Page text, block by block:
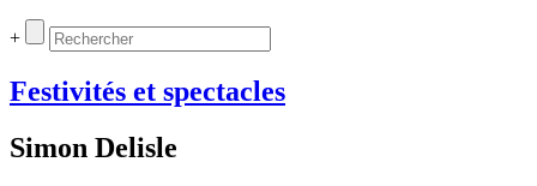
+
Festivités et spectacles
Simon Delisle